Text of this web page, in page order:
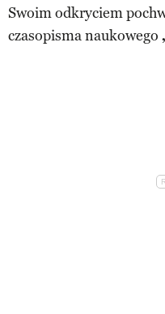
Swoim odkryciem
czasopisma naukowego